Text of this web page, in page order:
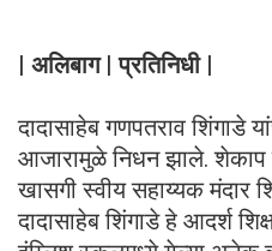
| अलिबाग | प्रतिनिधी |
दादासाहेब गणपतराव शिंगाडे
आजारामुळे निधन झाले. शेकाप
खासगी स्वीय सहाय्यक मंदार
दादासाहेब शिंगाडे हे आदर्श